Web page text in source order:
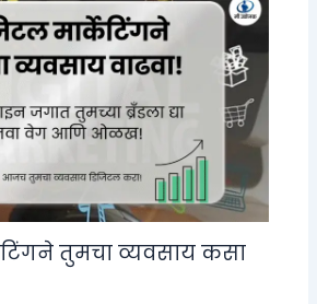
तुमचा व्यवसाय कसा